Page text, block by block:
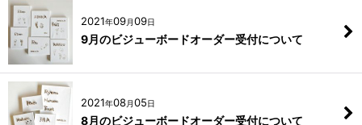
2021年09月09日
9月のビジューボードオーダー受付について
2021年08月05日
8月のビジューボードオーダー受付について